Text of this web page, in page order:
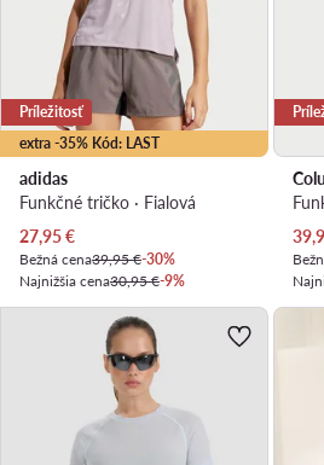
extra -35% Kód: LAST
Príležitosť
adidas
Funkčné tričko · Fialová
Aktuálna cena
27,95€
Bežná cena39,95 €-30%
Najnižšia cena30,95 €-9%